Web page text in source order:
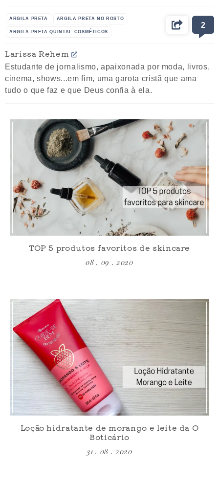
ARGILA PRETA ARGILA PRETA NO ROSTO
ARGILA PRETA QUINTAL COSMÉTICOS
CUIDADOS FACIAIS DICAS DE PRODUTO
HIDRATANTE FACIAL MÁSCARA FACIAL
2
Larissa Rehem
Estudante de jornalismo, apaixonada por moda, livros,
cinema, shows...em fim, uma garota cristã que ama
tudo o que faz e que Deus confia à ela.
TOP 5 produtos favoritos de skincare
08 . 09 . 2020
Loção hidratante de morango e leite da O
Boticário
31 . 08 . 2020